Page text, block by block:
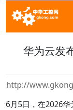
华为云发
http://
6月5日，在2026